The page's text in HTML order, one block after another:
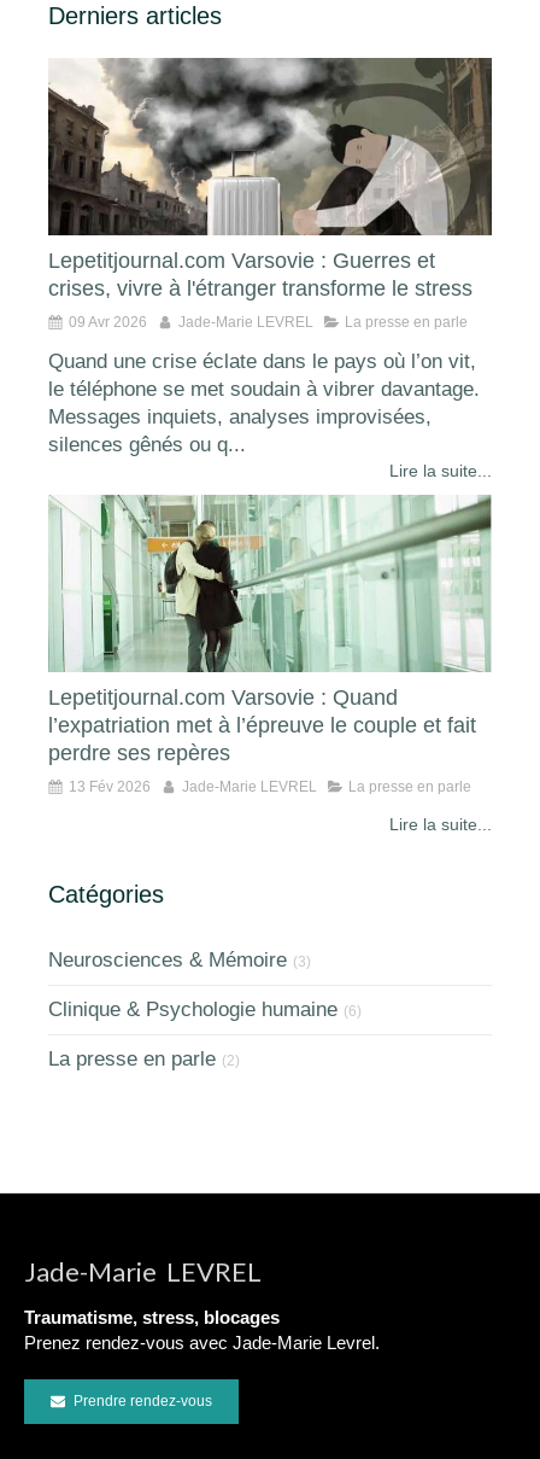
Derniers articles
Lepetitjournal.com Varsovie : Guerres et
crises, vivre à l'étranger transforme le stress
09 Avr 2026 Jade-Marie LEVREL La presse en parle
Quand une crise éclate dans le pays où l’on vit,
le téléphone se met soudain à vibrer davantage.
Messages inquiets, analyses improvisées,
silences gênés ou q...
Lire la suite...
Lepetitjournal.com Varsovie : Quand
l’expatriation met à l’épreuve le couple et fait
perdre ses repères
13 Fév 2026 Jade-Marie LEVREL La presse en parle
Lire la suite...
Catégories
Neurosciences & Mémoire (3)
Clinique & Psychologie humaine (6)
La presse en parle (2)
Jade-Marie LEVREL
Traumatisme, stress, blocages
Prenez rendez-vous avec Jade-Marie Levrel.
Prendre rendez-vous